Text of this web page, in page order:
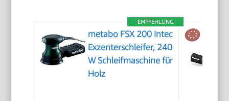
EMPFEHLUNG
metabo FSX 200 Intec
Exzenterschleifer, 240
W Schleifmaschine für
Holz